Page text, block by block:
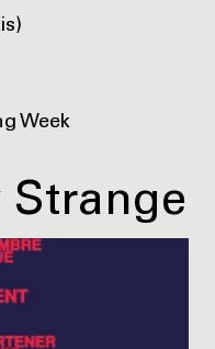
Week
Strange